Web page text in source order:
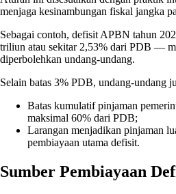
menjaga kesinambungan fiskal jangka
Sebagai contoh, defisit APBN tahun
triliun atau sekitar 2,53% dari PDB —
diperbolehkan undang-undang.
Selain batas 3% PDB, undang-undang
Batas kumulatif pinjaman
maksimal 60% dari PDB;
Larangan menjadikan pinjaman
pembiayaan utama defisit.
Sumber Pembiayaan